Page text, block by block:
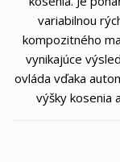
variabilnou
kompozitného
vynikajúce
ovláda vďaka
výšky kosenia